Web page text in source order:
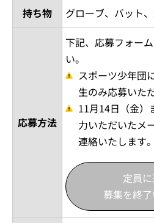
持ち物
グローブ、バット
応募方法
下記、応募フォー
い。
スポーツ少年団
生のみ応募いた
11月14日（金）
力いただいたメ
連絡いたします。
定員
募集を終了